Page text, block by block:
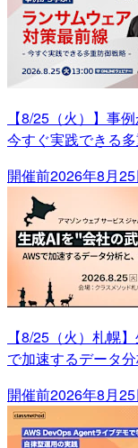
【8/25（火）】事
今すぐ実践できる
開催前2026年8月
【8/25（火）札幌
で加速するデータ
開催前2026年8月